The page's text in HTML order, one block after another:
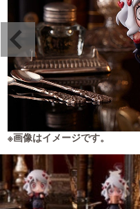
※画像はイメージです。